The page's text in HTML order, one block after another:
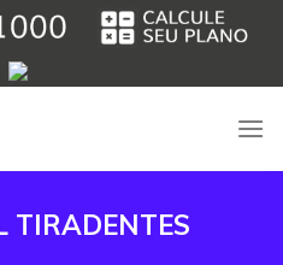
TIRADENTES